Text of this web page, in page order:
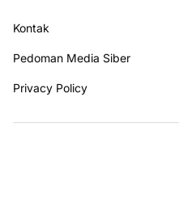
Kontak
Pedoman Media Siber
Privacy Policy